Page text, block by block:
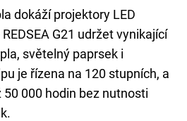
dokáží projektory LED
G21 udržet vynikající
světelný paprsek i
je řízena na 120 stupních, a
000 hodin bez nutnosti